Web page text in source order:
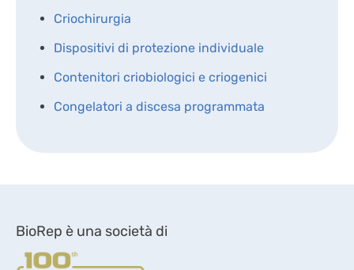
Criochirurgia
Dispositivi di protezione individuale
Contenitori criobiologici e criogenici
Congelatori a discesa programmata
BioRep è una società di